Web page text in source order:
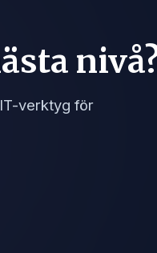
verktyg för